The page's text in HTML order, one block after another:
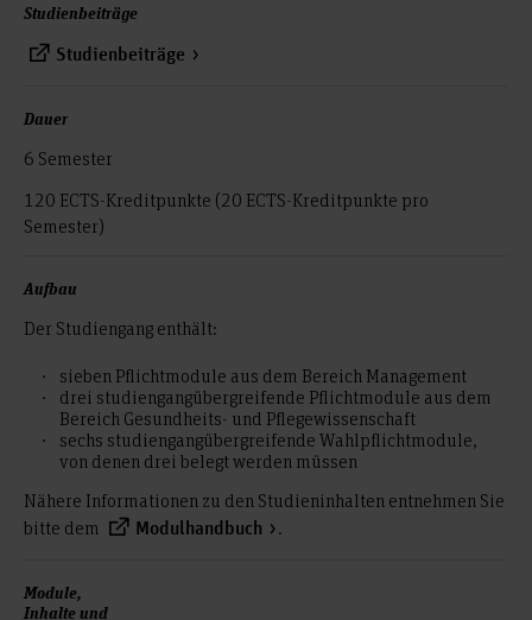
Studienbeiträge
Studienbeiträge
Dauer
6 Semester
120 ECTS-Kreditpunkte (20 ECTS-Kreditpunkte pro
Semester)
Aufbau
Der Studiengang enthält:
sieben Pflichtmodule aus dem Bereich Management
drei studiengangübergreifende Pflichtmodule aus dem
Bereich Gesundheits- und Pflegewissenschaft
sechs studiengangübergreifende Wahlpflichtmodule,
von denen drei belegt werden müssen
Nähere Informationen zu den Studieninhalten entnehmen Sie
bitte dem
Modulhandbuch .
Module,
Inhalte und